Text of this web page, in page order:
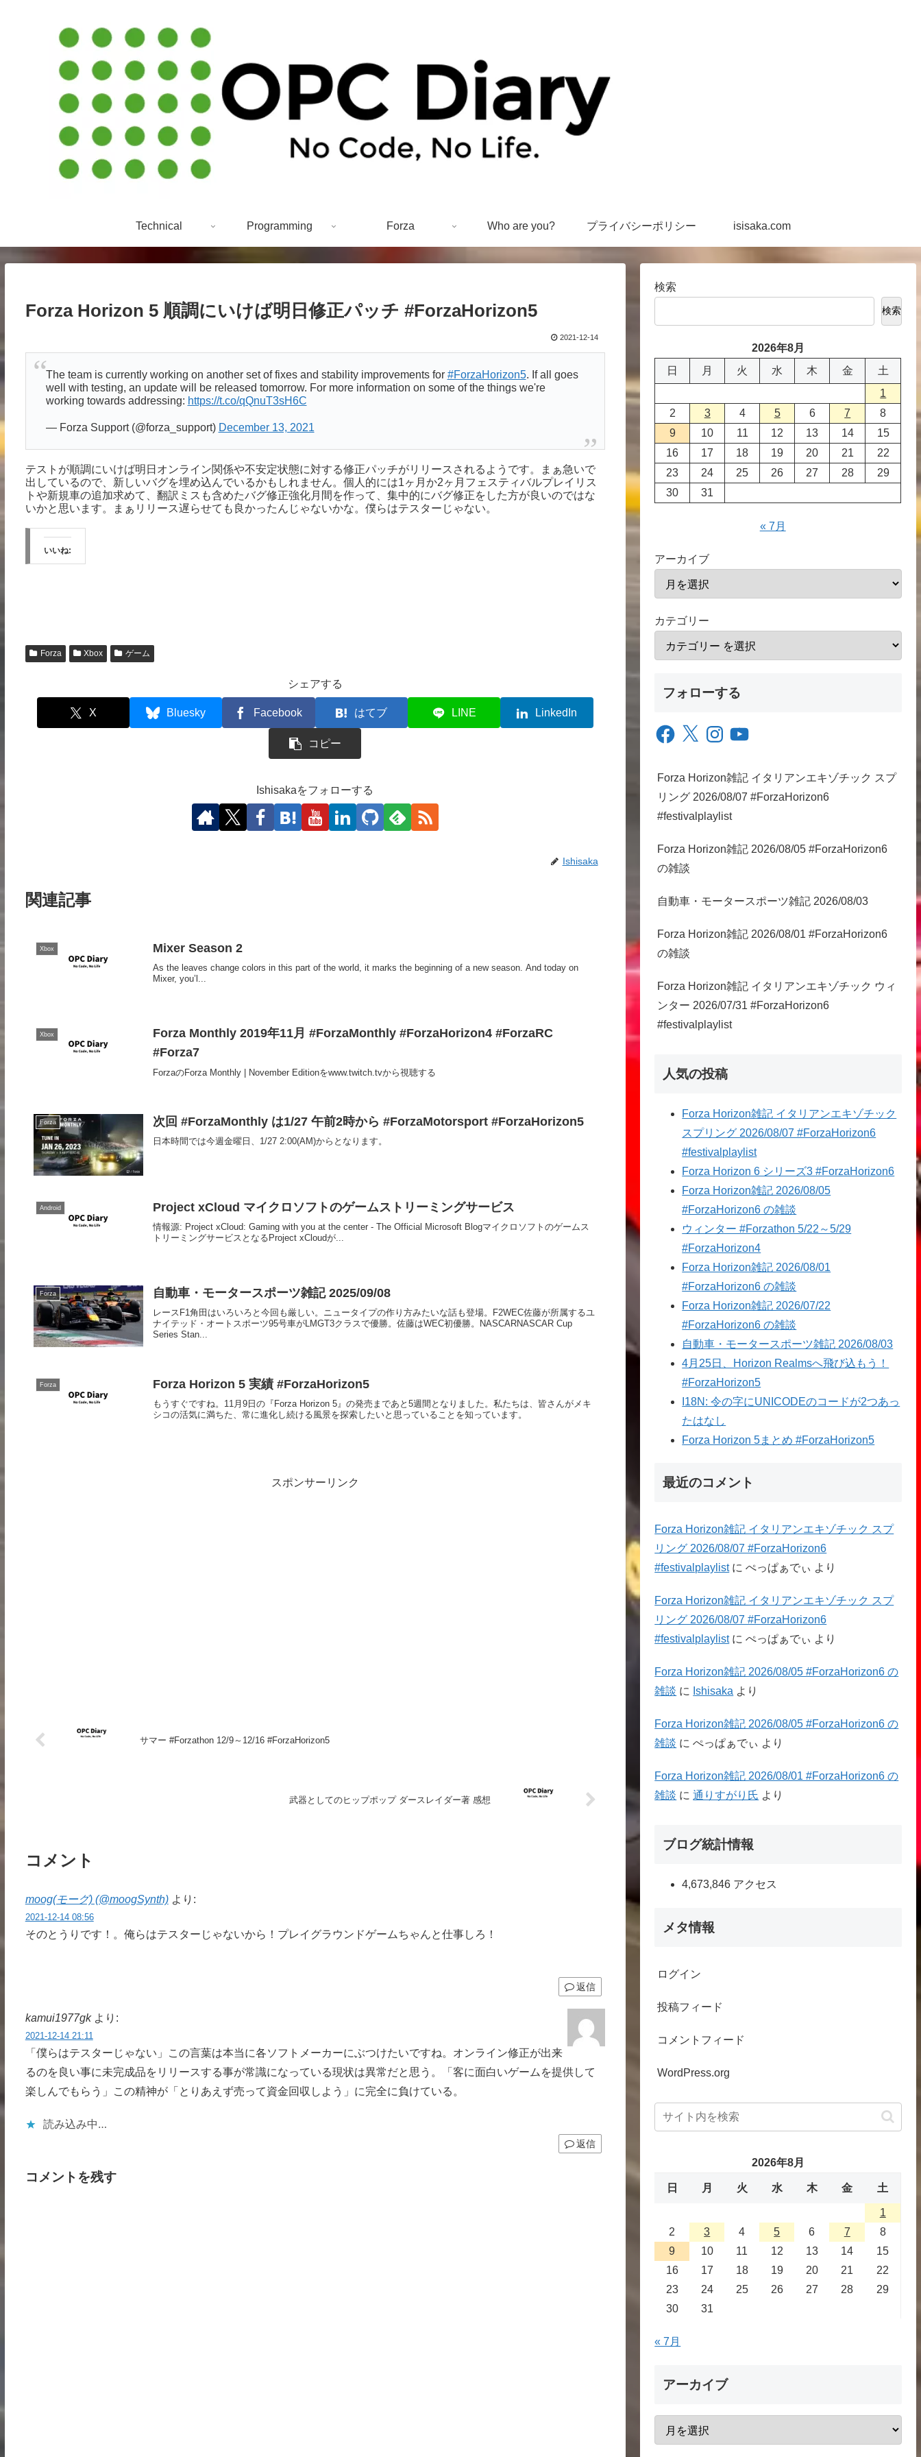
Technical Programming Forza Who are you? プライバシーポリシー isisaka.com
Forza Horizon 5 順調にいけば明日修正パッチ #ForzaHorizon5
2021-12-14
The team is currently working on another set of fixes and stability improvements for #ForzaHorizon5. If all goes
well with testing, an update will be released tomorrow. For more information on some of the things we're
working towards addressing: https://t.co/qQnuT3sH6C
— Forza Support (@forza_support) December 13, 2021
テストが順調にいけば明日オンライン関係や不安定状態に対する修正パッチがリリースされるようです。まぁ急いで
出しているので、新しいバグを埋め込んでいるかもしれません。個人的には1ヶ月か2ヶ月フェスティバルプレイリス
トや新規車の追加求めて、翻訳ミスも含めたバグ修正強化月間を作って、集中的にバグ修正をした方が良いのではな
いかと思います。まぁリリース遅らせても良かったんじゃないかな。僕らはテスターじゃない。
いいね:
Forza Xbox ゲーム
シェアする
X Bluesky Facebook はてブ LINE LinkedIn
コピー
Ishisakaをフォローする
Ishisaka
関連記事
Xbox Mixer Season 2
As the leaves change colors in this part of the world, it marks the beginning of a new season. And today on
Mixer, you’l...
Xbox
Forza Monthly 2019年11月 #ForzaMonthly #ForzaHorizon4 #ForzaRC
#Forza7
ForzaのForza Monthly | November Editionをwww.twitch.tvから視聴する
Forza 次回 #ForzaMonthly は1/27 午前2時から #ForzaMotorsport #ForzaHorizon5
日本時間では今週金曜日、1/27 2:00(AM)からとなります。
Android Project xCloud マイクロソフトのゲームストリーミングサービス
情報源: Project xCloud: Gaming with you at the center - The Official Microsoft Blogマイクロソフトのゲームス
トリーミングサービスとなるProject xCloudが...
Forza 自動車・モータースポーツ雑記 2025/09/08
レースF1角田はいろいろと今回も厳しい。ニュータイプの作り方みたいな話も登場。F2WEC佐藤が所属するユ
ナイテッド・オートスポーツ95号車がLMGT3クラスで優勝。佐藤はWEC初優勝。NASCARNASCAR Cup
Series Stan...
Forza Forza Horizon 5 実績 #ForzaHorizon5
もうすぐですね。11月9日の『Forza Horizon 5』の発売まであと5週間となりました。私たちは、皆さんがメキ
シコの活気に満ちた、常に進化し続ける風景を探索したいと思っていることを知っています。
スポンサーリンク
サマー #Forzathon 12/9～12/16 #ForzaHorizon5
武器としてのヒップポップ ダースレイダー著 感想
コメント
moog(モーグ) (@moogSynth) より:
2021-12-14 08:56
そのとうりです！。俺らはテスターじゃないから！プレイグラウンドゲームちゃんと仕事しろ！
返信
kamui1977gk より:
2021-12-14 21:11
「僕らはテスターじゃない」この言葉は本当に各ソフトメーカーにぶつけたいですね。オンライン修正が出来
るのを良い事に未完成品をリリースする事が常識になっている現状は異常だと思う。「客に面白いゲームを提供して
楽しんでもらう」この精神が「とりあえず売って資金回収しよう」に完全に負けている。
読み込み中…
返信
コメントを残す
検索
検索
2026年8月
日
月 火 水 木 金
土
1
2
3 4 5 6 7
8
9
10 11 12 13 14
15
16
17 18 19 20 21
22
23
24 25 26 27 28
29
30
31
« 7月
アーカイブ
カテゴリー
フォローする
Facebook
X InstagramYouTube
Forza Horizon雑記 イタリアンエキゾチック スプ
リング 2026/08/07 #ForzaHorizon6
#festivalplaylist
Forza Horizon雑記 2026/08/05 #ForzaHorizon6
の雑談
自動車・モータースポーツ雑記 2026/08/03
Forza Horizon雑記 2026/08/01 #ForzaHorizon6
の雑談
Forza Horizon雑記 イタリアンエキゾチック ウィ
ンター 2026/07/31 #ForzaHorizon6
#festivalplaylist
人気の投稿
Forza Horizon雑記 イタリアンエキゾチック
スプリング 2026/08/07 #ForzaHorizon6
#festivalplaylist
Forza Horizon 6 シリーズ3 #ForzaHorizon6
Forza Horizon雑記 2026/08/05
#ForzaHorizon6 の雑談
ウィンター #Forzathon 5/22～5/29
#ForzaHorizon4
Forza Horizon雑記 2026/08/01
#ForzaHorizon6 の雑談
Forza Horizon雑記 2026/07/22
#ForzaHorizon6 の雑談
自動車・モータースポーツ雑記 2026/08/03
4月25日、Horizon Realmsへ飛び込もう！
#ForzaHorizon5
I18N: 令の字にUNICODEのコードが2つあっ
たはなし
Forza Horizon 5まとめ #ForzaHorizon5
最近のコメント
Forza Horizon雑記 イタリアンエキゾチック スプ
リング 2026/08/07 #ForzaHorizon6
#festivalplaylistにぺっぱぁでぃ より
Forza Horizon雑記 イタリアンエキゾチック スプ
リング 2026/08/07 #ForzaHorizon6
#festivalplaylistにぺっぱぁでぃ より
Forza Horizon雑記 2026/08/05 #ForzaHorizon6 の
雑談 に Ishisaka より
Forza Horizon雑記 2026/08/05 #ForzaHorizon6 の
雑談 にぺっぱぁでぃ より
Forza Horizon雑記 2026/08/01 #ForzaHorizon6 の
雑談 に通りすがり氏 より
ブログ統計情報
4,673,846 アクセス
メタ情報
ログイン
投稿フィード
コメントフィード
WordPress.org
2026年8月
日 月 火 水 木 金 土
1
2
3 4 5 6 7
8
9
10 11 12 13 14
15
16
17 18 19 20 21
22
23
24 25 26 27 28
29
30
31
« 7月
アーカイブ